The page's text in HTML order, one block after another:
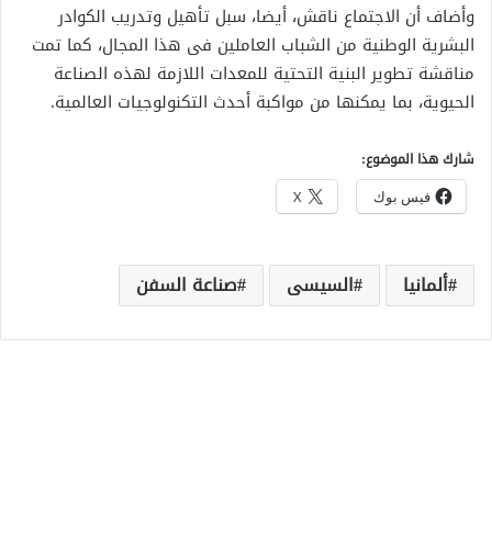
وأضاف أن الاجتماع ناقش، أيضا، سبل تأهيل وتدريب الكوادر
البشرية الوطنية من الشباب العاملين فى هذا المجال، كما تمت
مناقشة تطوير البنية التحتية للمعدات اللازمة لهذه الصناعة
الحيوية، بما يمكنها من مواكبة أحدث التكنولوجيات العالمية.
شارك هذا الموضوع:
فيس بوك X
ألمانيا السيسى صناعة السفن